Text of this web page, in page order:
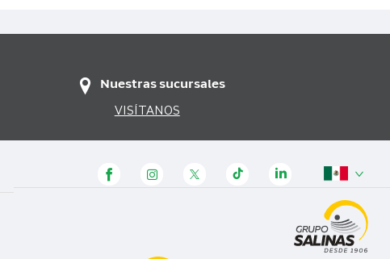
Nuestras sucursales
VISÍTANOS
Honduras